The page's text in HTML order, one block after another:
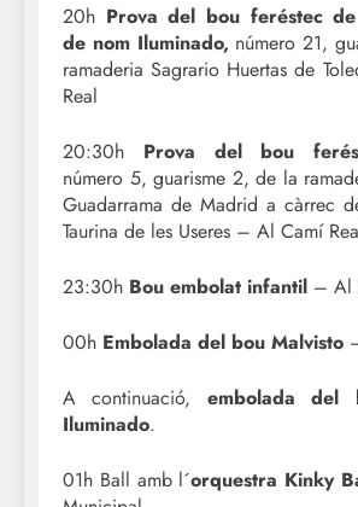
20h Prova del bou feréstec de
de nom Iluminado, número 21,
ramaderia Sagrario Huertas de
Real
20:30h Prova del bou
número 5, guarisme 2, de la
Guadarrama de Madrid a càrrec
Taurina de les Useres – Al Camí
23:30h Bou embolat infantil – Al
00h Embolada del bou Malvisto
A continuació, embolada del
Iluminado.
01h Ball amb l´orquestra Kinky